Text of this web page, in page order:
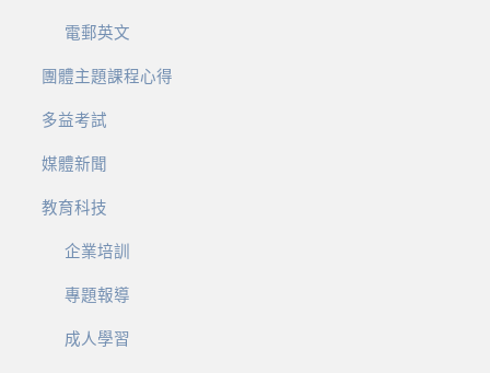
電郵英文
團體主題課程心得
多益考試
媒體新聞
教育科技
企業培訓
專題報導
成人學習